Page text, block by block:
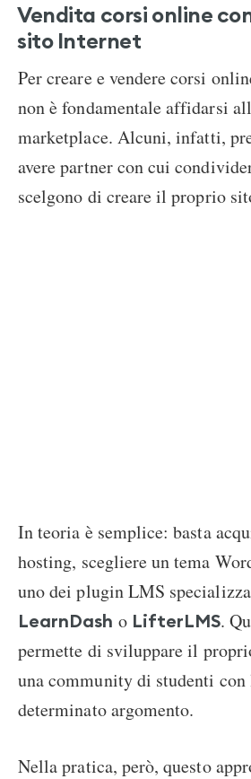
Vendita corsi online
sito Internet
Per creare e vendere corsi
non è fondamentale affidarsi
marketplace. Alcuni, infatti,
avere partner con cui
scelgono di creare il proprio
In teoria è semplice: basta
hosting, scegliere un tema
uno dei plugin LMS
LearnDash o LifterLMS.
permette di sviluppare il
una community di studenti con
determinato argomento.
Nella pratica, però, questo